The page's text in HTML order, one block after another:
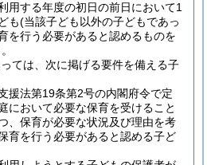
用する年度の初日の前日において1
も(当該子ども以外の子どもであっ
を行う必要があると認めるものを
ては、次に掲げる要件を備える子
援法第19条第2号の内閣府令で定
において必要な保育を受けること
、保育が必要な状況及び理由を考
育を行う必要があると認める子ど